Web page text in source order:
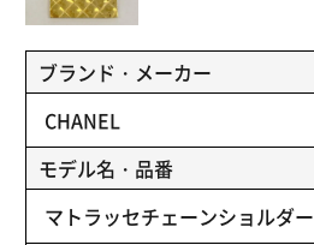
ブランド・メーカー
CHANEL
モデル名・品番
マトラッセチェーンショルダー